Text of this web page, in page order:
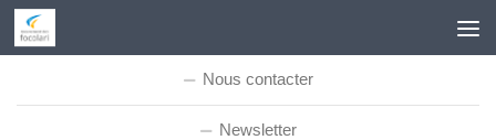
Skip to content
Nous contacter
Newsletter